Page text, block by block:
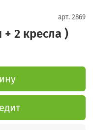
арт. 2869
2 кресла )